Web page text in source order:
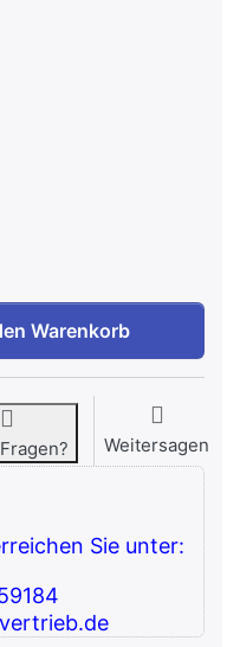
Warenkorb
Fragen? Weitersagen
Sie unter: